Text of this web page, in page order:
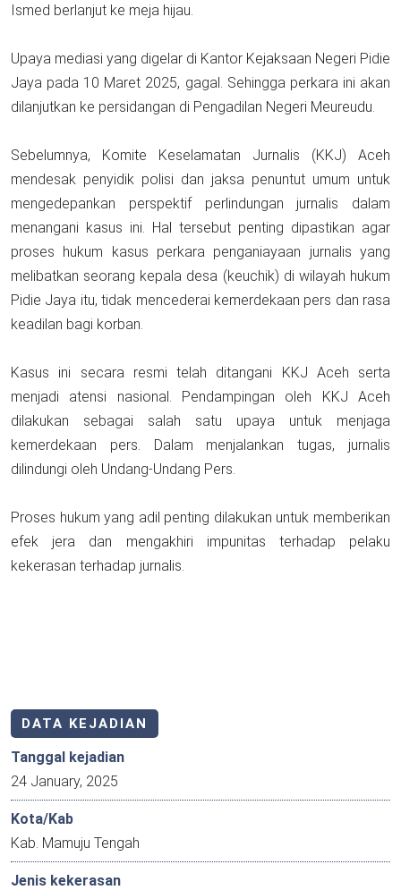
Ismed berlanjut ke meja hijau.
Upaya mediasi yang digelar di Kantor Kejaksaan Negeri Pidie
Jaya pada 10 Maret 2025, gagal. Sehingga perkara ini akan
dilanjutkan ke persidangan di Pengadilan Negeri Meureudu.
Sebelumnya, Komite Keselamatan Jurnalis (KKJ) Aceh
mendesak penyidik polisi dan jaksa penuntut umum untuk
mengedepankan perspektif perlindungan jurnalis dalam
menangani kasus ini. Hal tersebut penting dipastikan agar
proses hukum kasus perkara penganiayaan jurnalis yang
melibatkan seorang kepala desa (keuchik) di wilayah hukum
Pidie Jaya itu, tidak mencederai kemerdekaan pers dan rasa
keadilan bagi korban.
Kasus ini secara resmi telah ditangani KKJ Aceh serta
menjadi atensi nasional. Pendampingan oleh KKJ Aceh
dilakukan sebagai salah satu upaya untuk menjaga
kemerdekaan pers. Dalam menjalankan tugas, jurnalis
dilindungi oleh Undang-Undang Pers.
Proses hukum yang adil penting dilakukan untuk memberikan
efek jera dan mengakhiri impunitas terhadap pelaku
kekerasan terhadap jurnalis.
DATA KEJADIAN
Tanggal kejadian
24 January, 2025
Kota/Kab
Kab. Mamuju Tengah
Jenis kekerasan